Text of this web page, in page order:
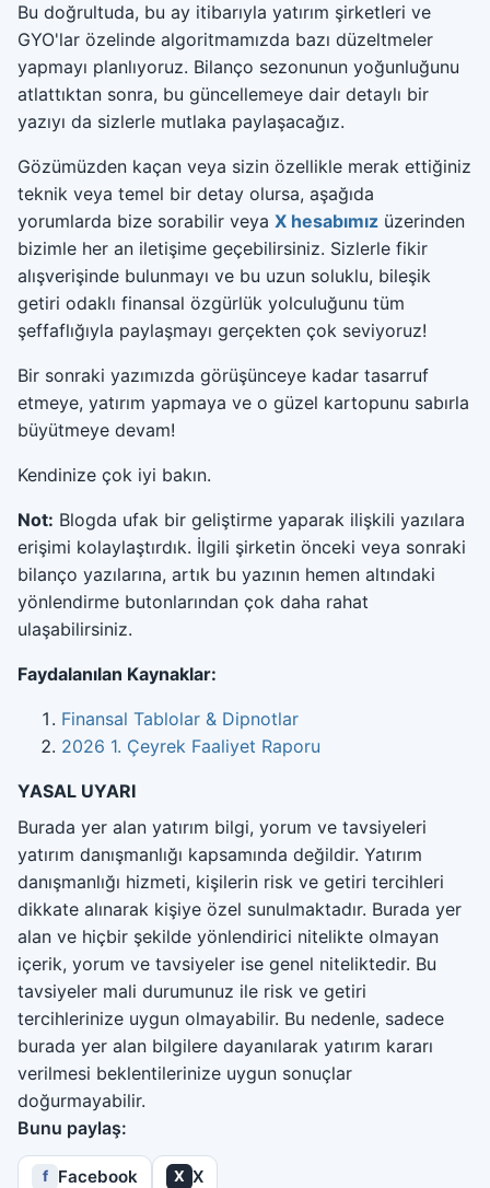
Bu doğrultuda, bu ay itibarıyla yatırım şirketleri ve
GYO'lar özelinde algoritmamızda bazı düzeltmeler
yapmayı planlıyoruz. Bilanço sezonunun yoğunluğunu
atlattıktan sonra, bu güncellemeye dair detaylı bir
yazıyı da sizlerle mutlaka paylaşacağız.
Gözümüzden kaçan veya sizin özellikle merak ettiğiniz
teknik veya temel bir detay olursa, aşağıda
yorumlarda bize sorabilir veya X hesabımız üzerinden
bizimle her an iletişime geçebilirsiniz. Sizlerle fikir
alışverişinde bulunmayı ve bu uzun soluklu, bileşik
getiri odaklı finansal özgürlük yolculuğunu tüm
şeffaflığıyla paylaşmayı gerçekten çok seviyoruz!
Bir sonraki yazımızda görüşünceye kadar tasarruf
etmeye, yatırım yapmaya ve o güzel kartopunu sabırla
büyütmeye devam!
Kendinize çok iyi bakın.
Not: Blogda ufak bir geliştirme yaparak ilişkili yazılara
erişimi kolaylaştırdık. İlgili şirketin önceki veya sonraki
bilanço yazılarına, artık bu yazının hemen altındaki
yönlendirme butonlarından çok daha rahat
ulaşabilirsiniz.
Faydalanılan Kaynaklar:
Finansal Tablolar & Dipnotlar
2026 1. Çeyrek Faaliyet Raporu
YASAL UYARI
Burada yer alan yatırım bilgi, yorum ve tavsiyeleri
yatırım danışmanlığı kapsamında değildir. Yatırım
danışmanlığı hizmeti, kişilerin risk ve getiri tercihleri
dikkate alınarak kişiye özel sunulmaktadır. Burada yer
alan ve hiçbir şekilde yönlendirici nitelikte olmayan
içerik, yorum ve tavsiyeler ise genel niteliktedir. Bu
tavsiyeler mali durumunuz ile risk ve getiri
tercihlerinize uygun olmayabilir. Bu nedenle, sadece
burada yer alan bilgilere dayanılarak yatırım kararı
verilmesi beklentilerinize uygun sonuçlar
doğurmayabilir.
Bunu paylaş:
f Facebook X X